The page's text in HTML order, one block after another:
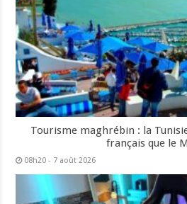
Tourisme maghrébin : la
français que le
08h20 - 7 août 2026